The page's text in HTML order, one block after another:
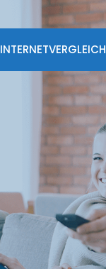
INTERNETVERGLEICH